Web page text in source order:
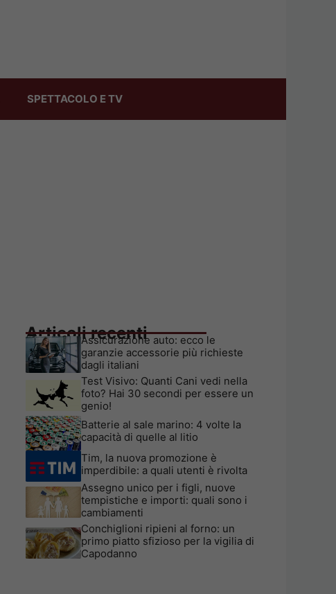
SPETTACOLO E TV
Articoli recenti
Assicurazione auto: ecco le
garanzie accessorie più richieste
dagli italiani
Test Visivo: Quanti Cani vedi nella
foto? Hai 30 secondi per essere un
genio!
Batterie al sale marino: 4 volte la
capacità di quelle al litio
Tim, la nuova promozione è
imperdibile: a quali utenti è rivolta
Assegno unico per i figli, nuove
tempistiche e importi: quali sono i
cambiamenti
Conchiglioni ripieni al forno: un
primo piatto sfizioso per la vigilia di
Capodanno